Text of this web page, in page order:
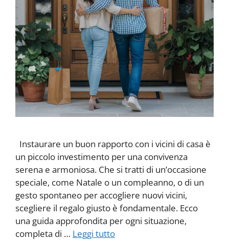
Instaurare un buon rapporto con i vicini di casa è
un piccolo investimento per una convivenza
serena e armoniosa. Che si tratti di un’occasione
speciale, come Natale o un compleanno, o di un
gesto spontaneo per accogliere nuovi vicini,
scegliere il regalo giusto è fondamentale. Ecco
una guida approfondita per ogni situazione,
completa di … Leggi tutto